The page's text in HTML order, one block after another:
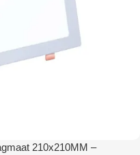
210x210MM –